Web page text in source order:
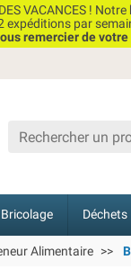
VACANCES !
expéditions par
remercier de
Bricolage Déchets
Alimentaire